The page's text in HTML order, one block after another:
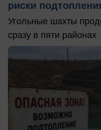
риски
Угольные шахты
сразу в пяти районах